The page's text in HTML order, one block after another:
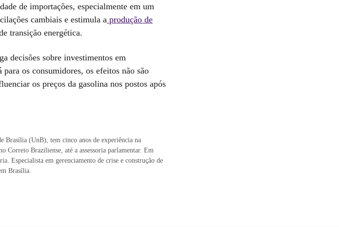
de importações, especialmente em um
cambiais e estimula a produção de
transição energética.
decisões sobre investimentos em
os consumidores, os efeitos não são
os preços da gasolina nos postos após
Brasília (UnB), tem cinco anos de experiência na
Correio Braziliense, até a assessoria parlamentar. Em
Especialista em gerenciamento de crise e construção de
Brasília.